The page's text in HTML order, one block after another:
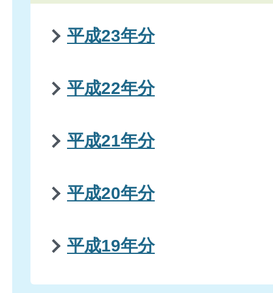
平成23年分
平成22年分
平成21年分
平成20年分
平成19年分